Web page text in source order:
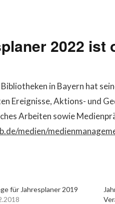
2022 ist
in Bayern hat
Ereignisse, Aktions- und
Arbeiten sowie
medien/
für Jahresplaner 2019